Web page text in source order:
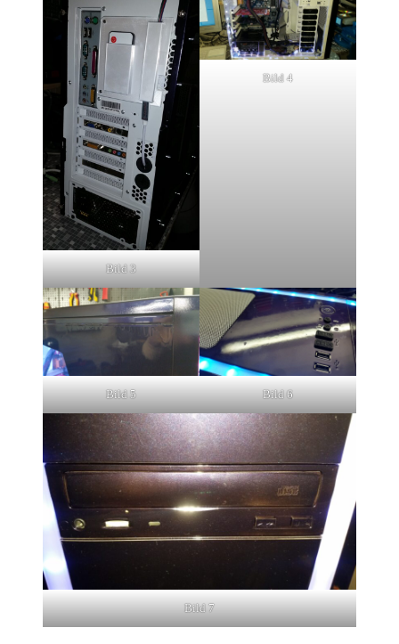
Bild 3
Bild 4
Bild 5 Bild 6
Bild 7